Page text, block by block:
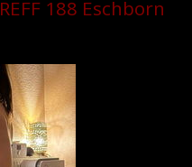
188 Eschborn